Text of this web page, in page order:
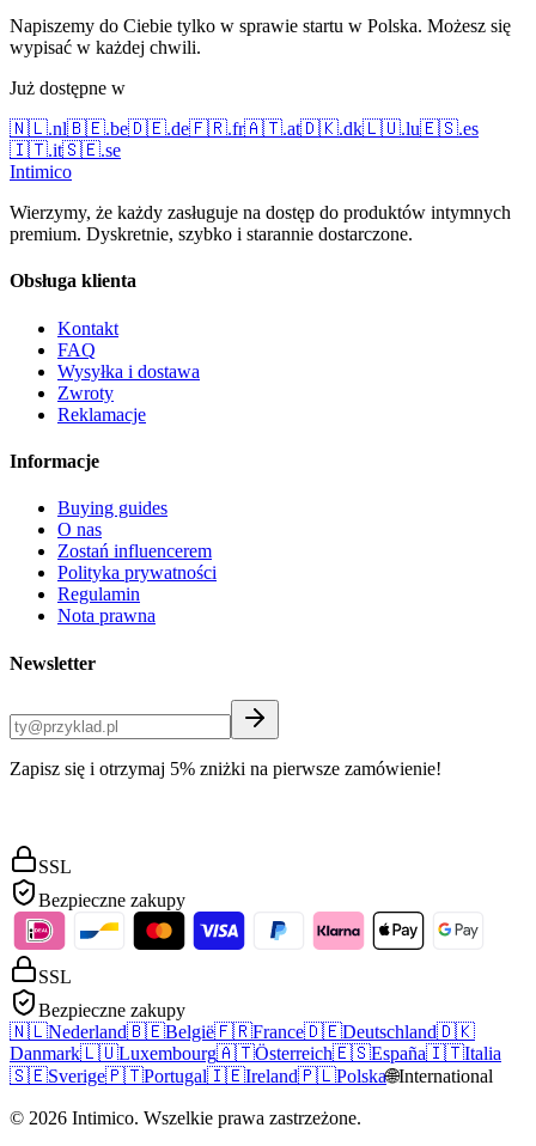
Napiszemy do Ciebie tylko w sprawie startu w Polska. Możesz się
wypisać w każdej chwili.
Już dostępne w
🇳🇱.nl🇧🇪.be🇩🇪.de🇫🇷.fr🇦🇹.at🇩🇰.dk🇱🇺.lu🇪🇸.es
🇮🇹.it🇸🇪.se
Intimico
Wierzymy, że każdy zasługuje na dostęp do produktów intymnych
premium. Dyskretnie, szybko i starannie dostarczone.
Obsługa klienta
Kontakt
FAQ
Wysyłka i dostawa
Zwroty
Reklamacje
Informacje
Buying guides
O nas
Zostań influencerem
Polityka prywatności
Regulamin
Nota prawna
Newsletter
Zapisz się i otrzymaj 5% zniżki na pierwsze zamówienie!
SSL
Bezpieczne zakupy
SSL
Bezpieczne zakupy
🇳🇱Nederland🇧🇪België🇫🇷France🇩🇪Deutschland🇩🇰
Danmark🇱🇺Luxembourg🇦🇹Österreich🇪🇸España🇮🇹Italia
🇸🇪Sverige🇵🇹Portugal🇮🇪Ireland🇵🇱Polska🌐International
© 2026 Intimico. Wszelkie prawa zastrzeżone.